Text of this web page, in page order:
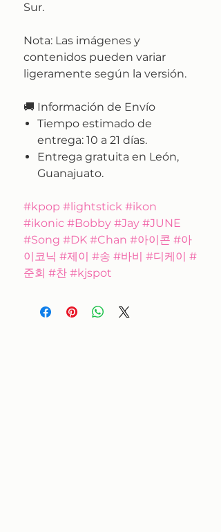
Sur.
Nota: Las imágenes y
contenidos pueden variar
ligeramente según la versión.
🚚 Información de Envío
Tiempo estimado de
entrega: 10 a 21 días.
Entrega gratuita en León,
Guanajuato.
#kpop #lightstick #ikon
#ikonic #Bobby #Jay #JUNE
#Song #DK #Chan #아이콘 #아
이코닉 #제이 #송 #바비 #디케이 #
준회 #찬 #kjspot